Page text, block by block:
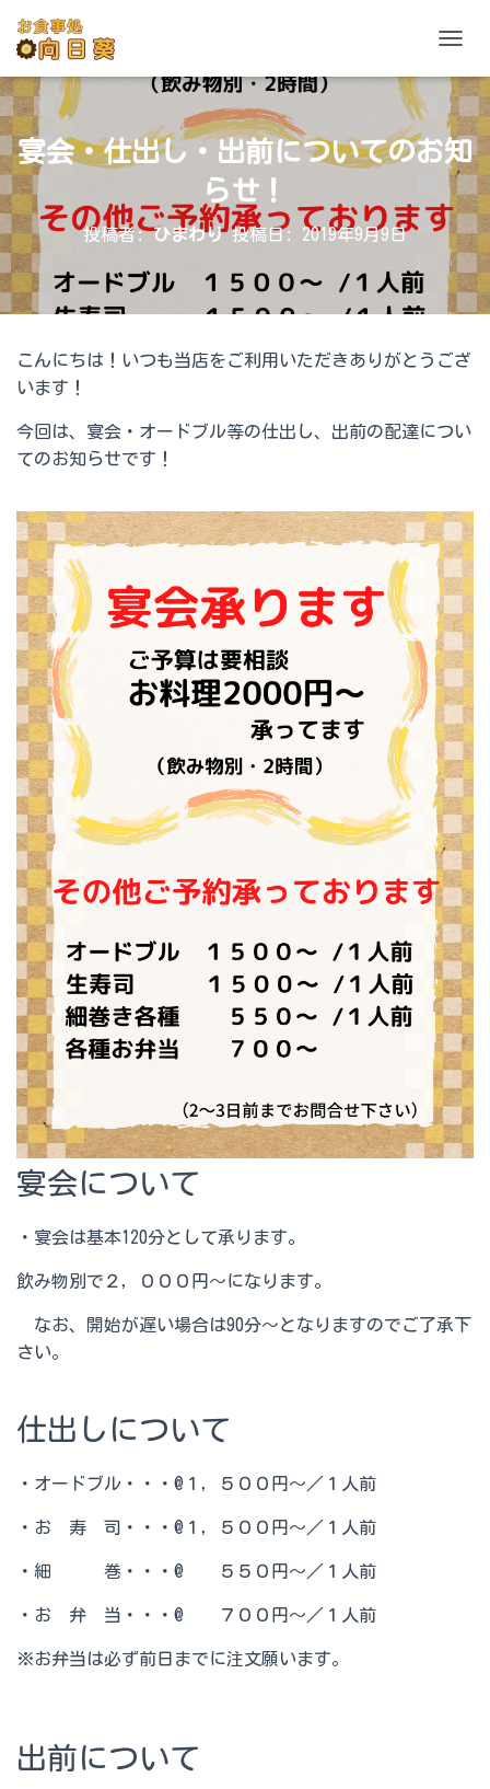
宴会・仕出し・出前についてのお知
らせ！
投稿者:ひまわり投稿日: 2019年9月9日
こんにちは！いつも当店をご利用いただきありがとうござ
います！
今回は、宴会・オードブル等の仕出し、出前の配達につい
てのお知らせです！
宴会について
・宴会は基本120分として承ります。
飲み物別で２，０００円〜になります。
なお、開始が遅い場合は90分〜となりますのでご了承下
さい。
仕出しについて
・オードブル・・・@１，５００円～／１人前
・お 寿 司・・・@１，５００円～／１人前
・細 巻・・・@ ５５０円～／１人前
・お 弁 当・・・@ ７００円～／１人前
※お弁当は必ず前日までに注文願います。
出前について